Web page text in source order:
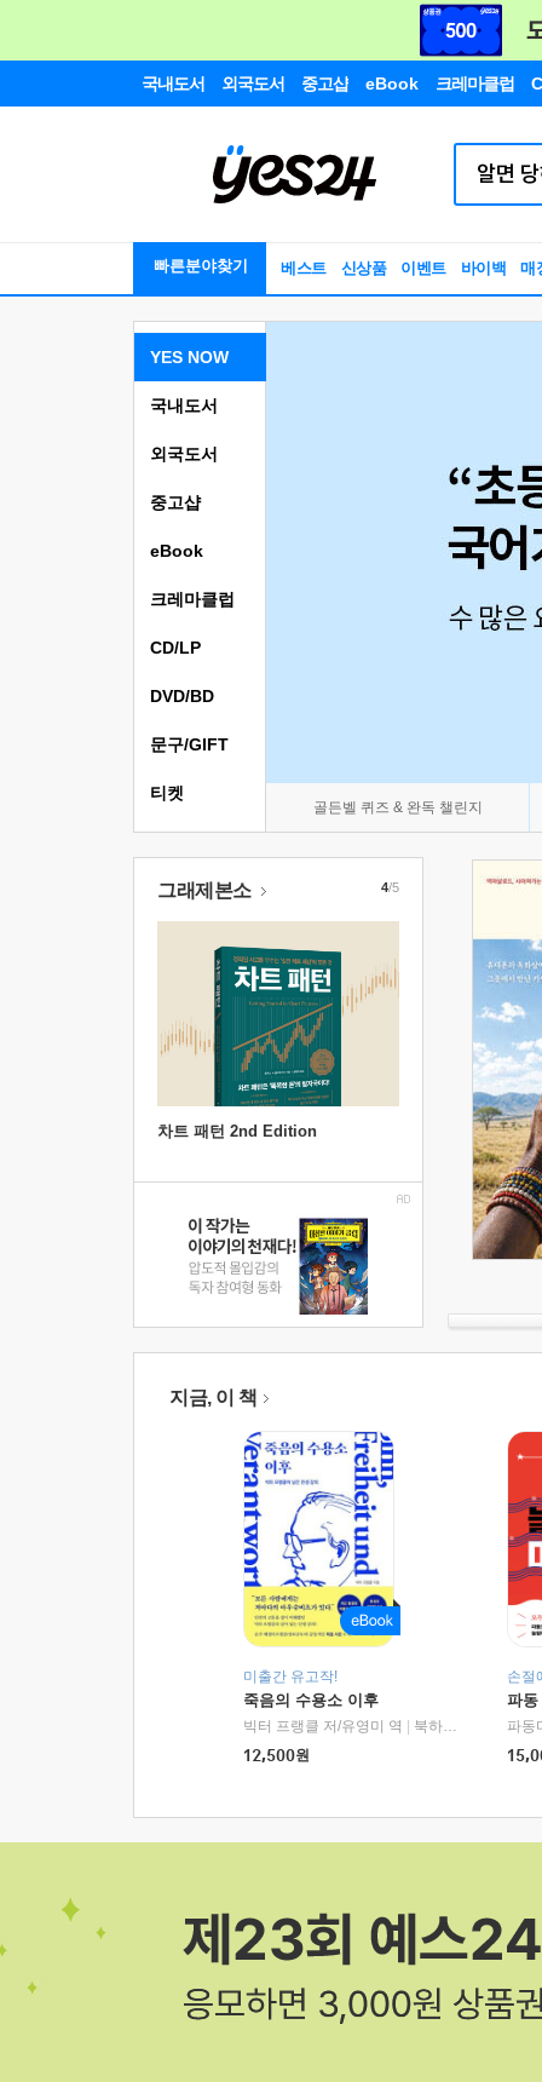
국내도서 외국도서 중고샵 eBook 크레마클럽
빠른분야찾기 베스트 신상품 이벤트 바이백 매
YES NOW
골든벨 퀴즈 & 완독 챌린지
국내도서
외국도서
중고샵
eBook
크레마클럽
CD/LP
DVD/BD
문구/GIFT
티켓
그래제본소
차트 패턴 2nd Edition
4/5
지금, 이 책
미출간 유고작!
죽음의 수용소 이후
빅터 프랭클 저/유영미 역
북하우스
12,500원
손절
파동
파동